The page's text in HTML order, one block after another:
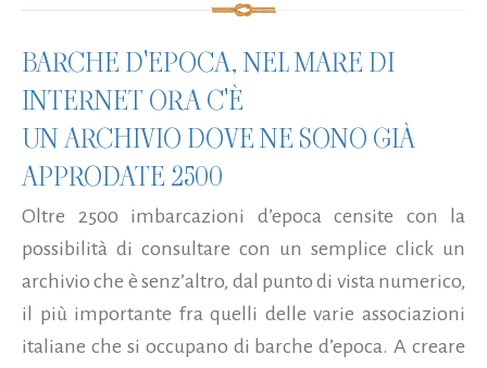
BARCHE D'EPOCA, NEL MARE DI
INTERNET ORA C'È
UN ARCHIVIO DOVE NE SONO GIÀ
APPRODATE 2500
Oltre 2500 imbarcazioni d’epoca censite con la
possibilità di consultare con un semplice click un
archivio che è senz’altro, dal punto di vista numerico,
il più importante fra quelli delle varie associazioni
italiane che si occupano di barche d’epoca. A creare